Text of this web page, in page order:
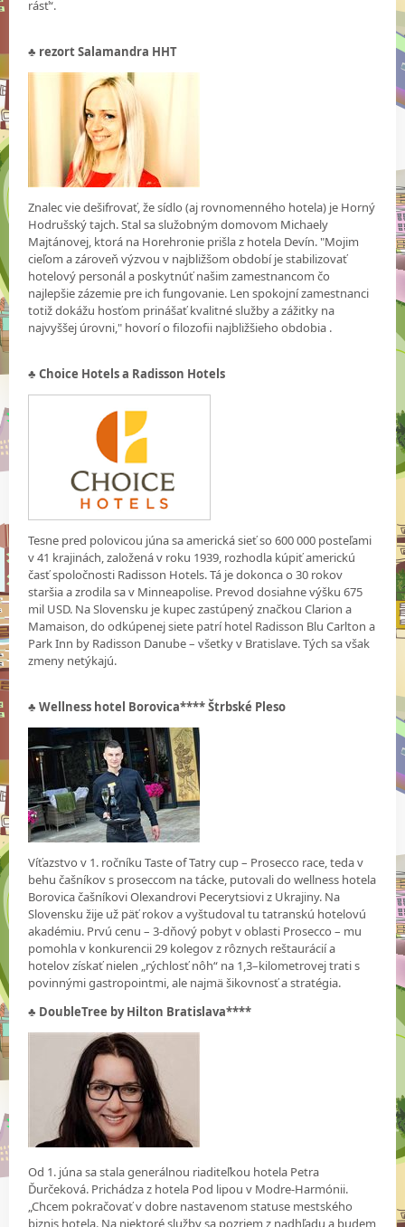
rásť“.
♣ rezort Salamandra HHT
Znalec vie dešifrovať, že sídlo (aj rovnomenného hotela) je Horný
Hodrušský tajch. Stal sa služobným domovom Michaely
Majtánovej, ktorá na Horehronie prišla z hotela Devín. "Mojim
cieľom a zároveň výzvou v najbližšom období je stabilizovať
hotelový personál a poskytnúť našim zamestnancom čo
najlepšie zázemie pre ich fungovanie. Len spokojní zamestnanci
totiž dokážu hosťom prinášať kvalitné služby a zážitky na
najvyššej úrovni," hovorí o filozofii najbližšieho obdobia .
♣ Choice Hotels a Radisson Hotels
Tesne pred polovicou júna sa americká sieť so 600 000 posteľami
v 41 krajinách, založená v roku 1939, rozhodla kúpiť americkú
časť spoločnosti Radisson Hotels. Tá je dokonca o 30 rokov
staršia a zrodila sa v Minneapolise. Prevod dosiahne výšku 675
mil USD. Na Slovensku je kupec zastúpený značkou Clarion a
Mamaison, do odkúpenej siete patrí hotel Radisson Blu Carlton a
Park Inn by Radisson Danube – všetky v Bratislave. Tých sa však
zmeny netýkajú.
♣ Wellness hotel Borovica**** Štrbské Pleso
Víťazstvo v 1. ročníku Taste of Tatry cup – Prosecco race, teda v
behu čašníkov s proseccom na tácke, putovali do wellness hotela
Borovica čašníkovi Olexandrovi Pecerytsiovi z Ukrajiny. Na
Slovensku žije už päť rokov a vyštudoval tu tatranskú hotelovú
akadémiu. Prvú cenu – 3-dňový pobyt v oblasti Prosecco – mu
pomohla v konkurencii 29 kolegov z rôznych reštaurácií a
hotelov získať nielen „rýchlosť nôh“ na 1,3–kilometrovej trati s
povinnými gastropointmi, ale najmä šikovnosť a stratégia.
♣ DoubleTree by Hilton Bratislava****
Od 1. júna sa stala generálnou riaditeľkou hotela Petra
Ďurčeková. Prichádza z hotela Pod lipou v Modre-Harmónii.
„Chcem pokračovať v dobre nastavenom statuse mestského
biznis hotela. Na niektoré služby sa pozriem z nadhľadu a budem